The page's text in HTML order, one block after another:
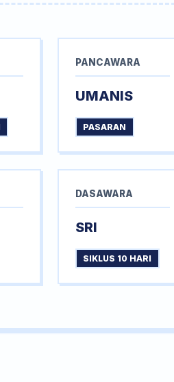
PANCAWARA
UMANIS
PASARAN
DASAWARA
SRI
SIKLUS 10 HARI